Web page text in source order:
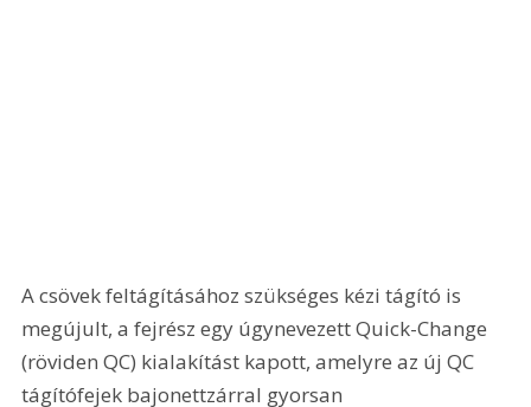
A csövek feltágításához szükséges kézi tágító is
megújult, a fejrész egy úgynevezett Quick-Change
(röviden QC) kialakítást kapott, amelyre az új QC
tágítófejek bajonettzárral gyorsan